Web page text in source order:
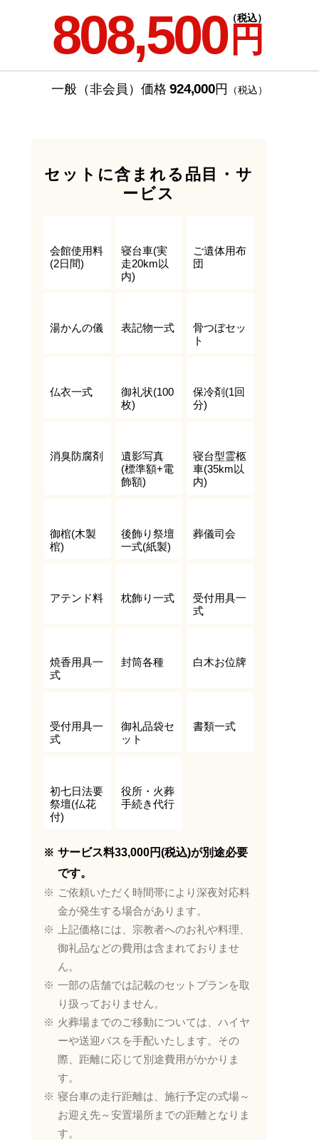
808,500 円
（税込）
一般（非会員）価格 924,000円 （税込）
セットに含まれる品目・サ
ービス
会館使用料
(2日間)
寝台車(実
走20km以
内)
ご遺体用布
団
湯かんの儀 表記物一式
骨つぼセッ
ト
仏衣一式
御礼状(100
枚)
保冷剤(1回
分)
消臭防腐剤
遺影写真
(標準額+電
飾額)
寝台型霊柩
車(35km以
内)
御棺(木製
棺)
後飾り祭壇
一式(紙製)
葬儀司会
アテンド料 枕飾り一式
受付用具一
式
焼香用具一
式
封筒各種 白木お位牌
受付用具一
式
御礼品袋セ
ット
書類一式
初七日法要
祭壇(仏花
付)
役所・火葬
手続き代行
サービス料33,000円(税込)が別途必要
です。
ご依頼いただく時間帯により深夜対応料
金が発生する場合があります。
上記価格には、宗教者へのお礼や料理、
御礼品などの費用は含まれておりませ
ん。
一部の店舗では記載のセットプランを取
り扱っておりません。
火葬場までのご移動については、ハイヤ
ーや送迎バスを手配いたします。その
際、距離に応じて別途費用がかかりま
す。
寝台車の走行距離は、施行予定の式場～
お迎え先～安置場所までの距離となりま
す。